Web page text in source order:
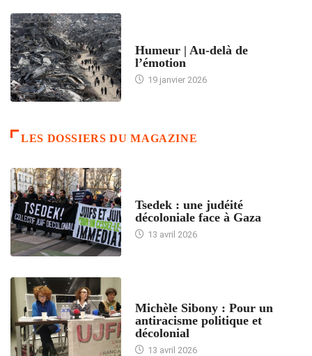
Humeur | Au-delà de
l’émotion
19 janvier 2026
LES DOSSIERS DU MAGAZINE
Tsedek : une judéité
décoloniale face à Gaza
13 avril 2026
Michèle Sibony : Pour un
antiracisme politique et
décolonial
13 avril 2026